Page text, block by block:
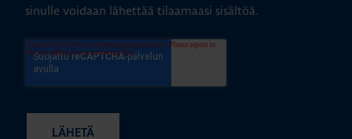
sinulle voidaan lähettää tilaamaasi sisältöä.